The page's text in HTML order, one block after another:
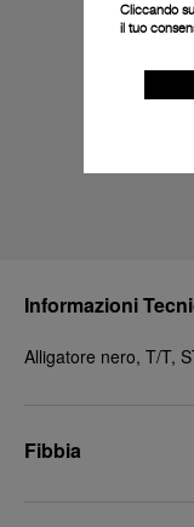
Informazioni
Alligatore nero, T/T,
Fibbia
Cliccando
il tuo